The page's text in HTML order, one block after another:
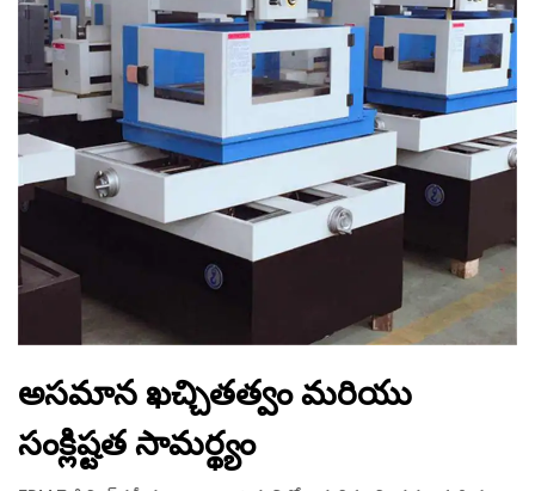
అసమాన ఖచ్చితత్వం మరియు
సంక్లిష్టత సామర్థ్యం